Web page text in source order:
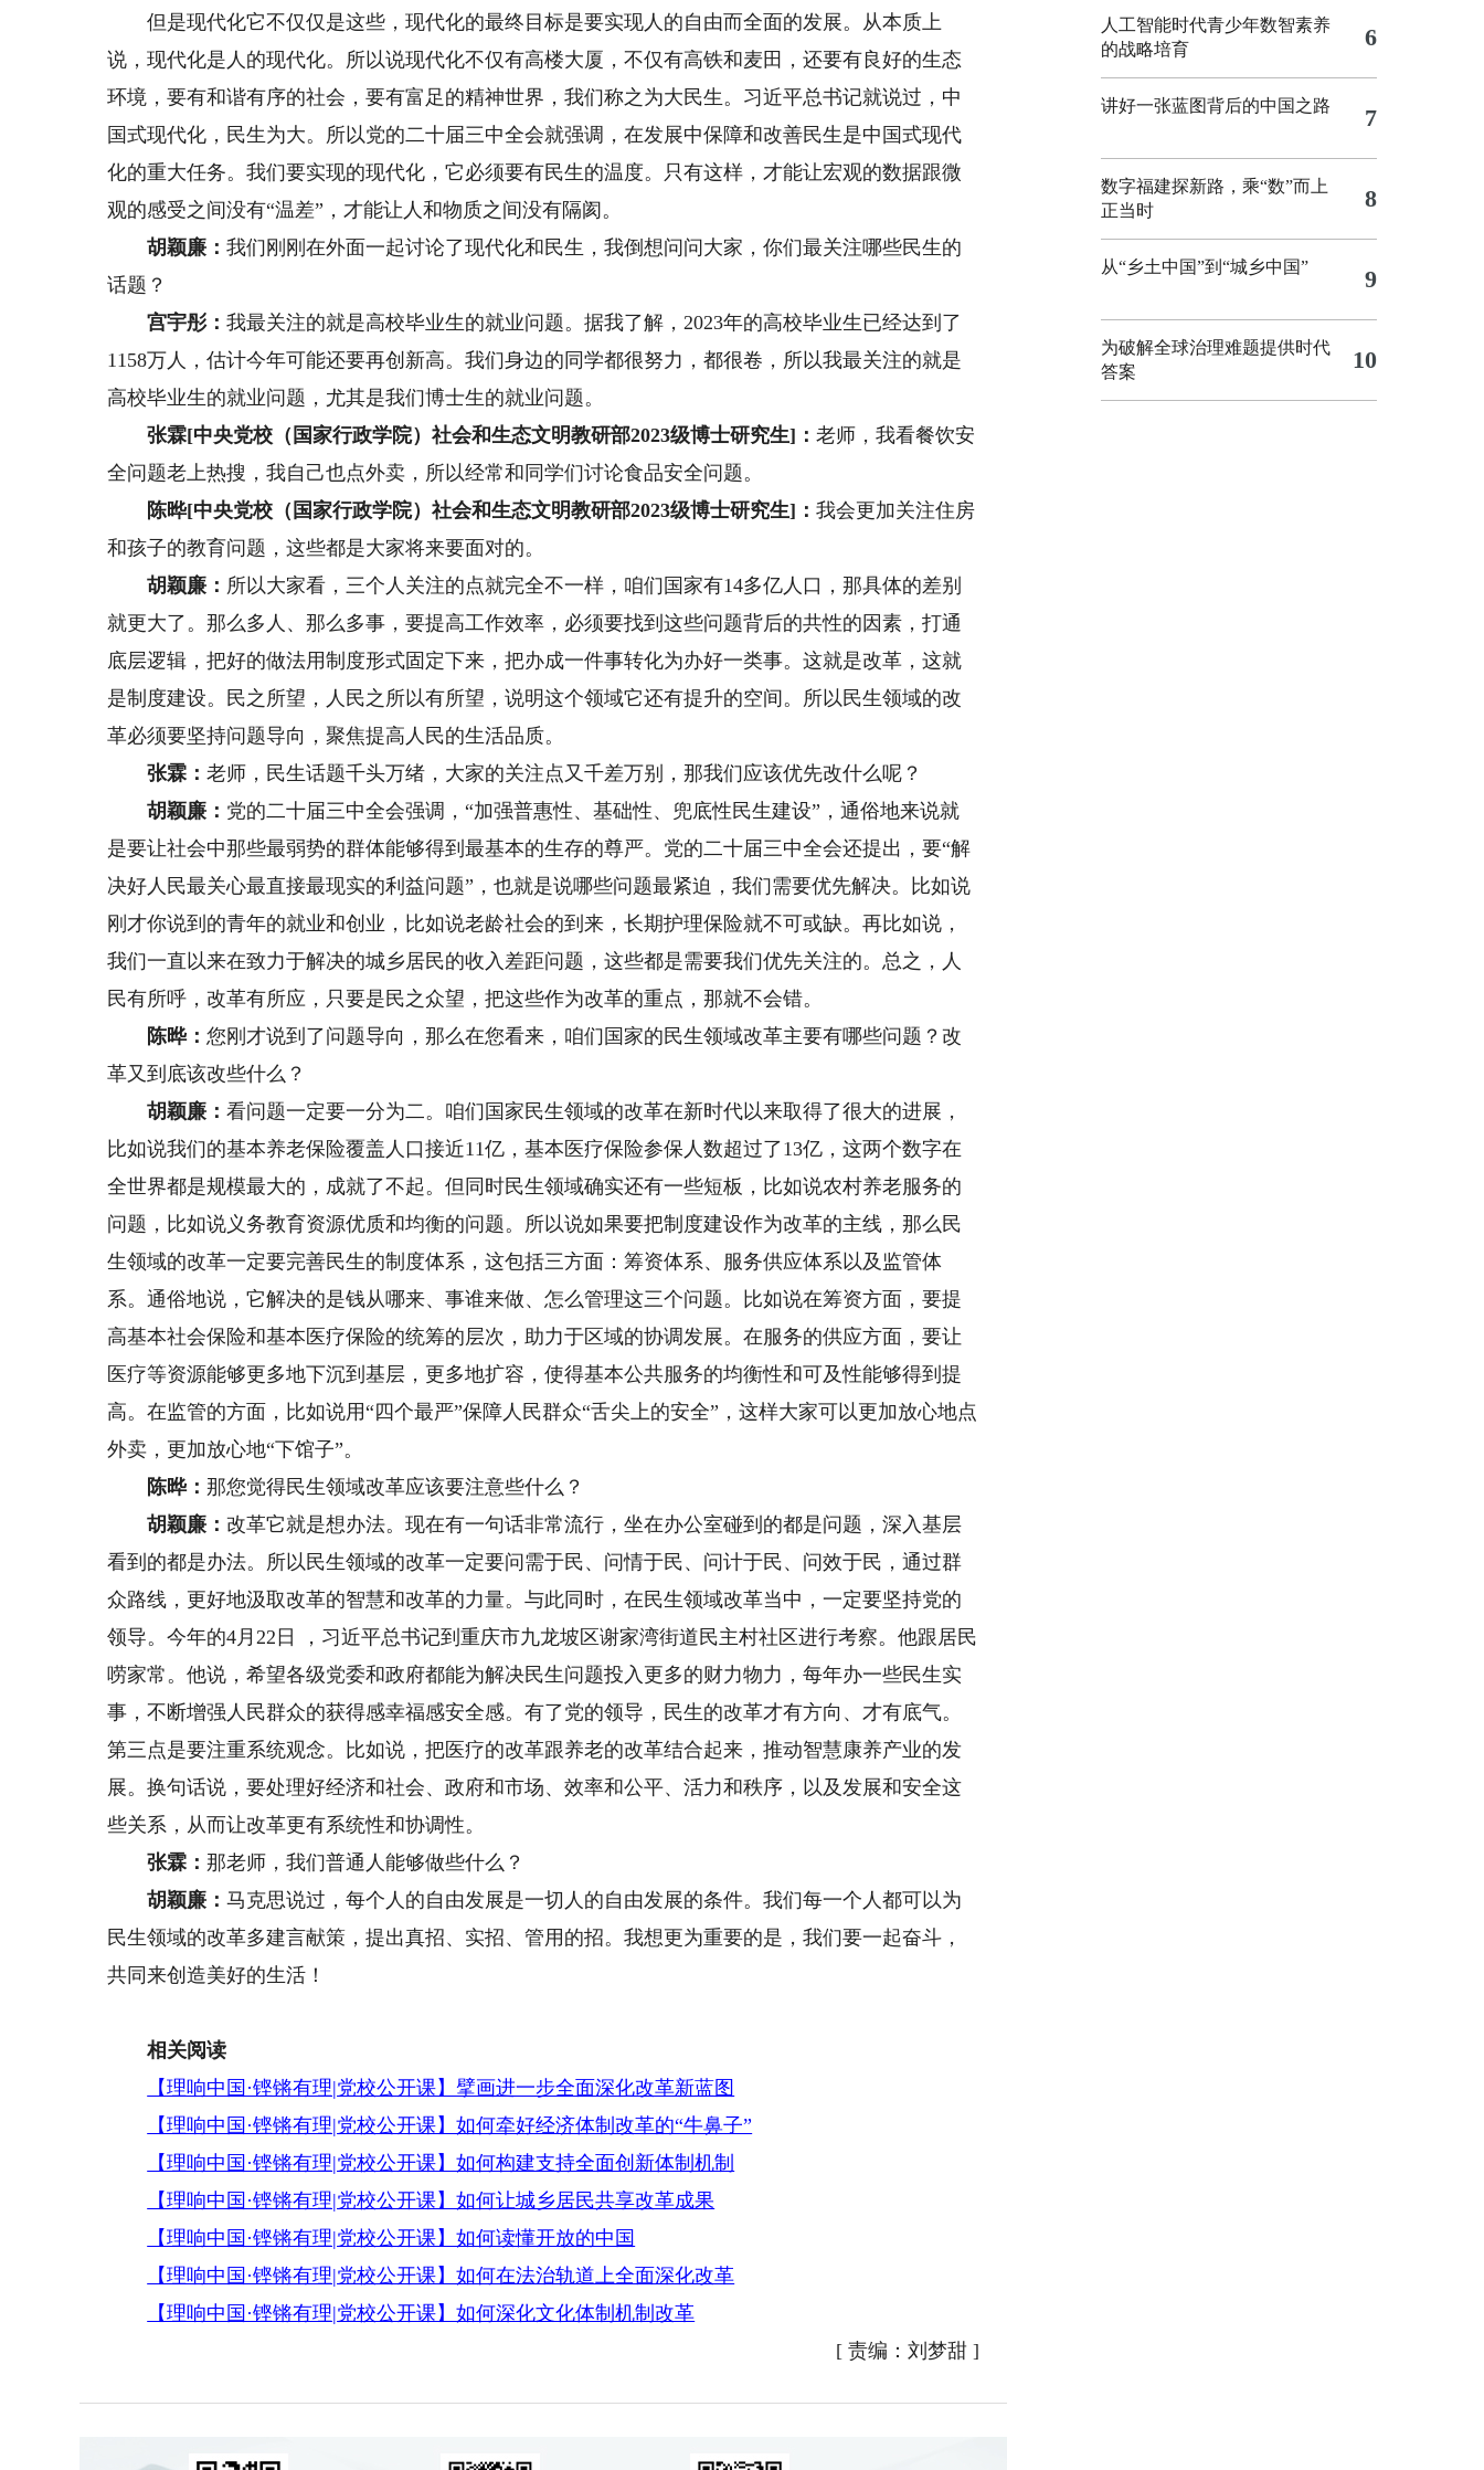
但是现代化它不仅仅是这些，现代化的最终目标是要实现人的自由而全面的发展。从本质上
说，现代化是人的现代化。所以说现代化不仅有高楼大厦，不仅有高铁和麦田，还要有良好的生态
环境，要有和谐有序的社会，要有富足的精神世界，我们称之为大民生。习近平总书记就说过，中
国式现代化，民生为大。所以党的二十届三中全会就强调，在发展中保障和改善民生是中国式现代
化的重大任务。我们要实现的现代化，它必须要有民生的温度。只有这样，才能让宏观的数据跟微
观的感受之间没有“温差”，才能让人和物质之间没有隔阂。
胡颖廉：我们刚刚在外面一起讨论了现代化和民生，我倒想问问大家，你们最关注哪些民生的
话题？
宫宇彤：我最关注的就是高校毕业生的就业问题。据我了解，2023年的高校毕业生已经达到了
1158万人，估计今年可能还要再创新高。我们身边的同学都很努力，都很卷，所以我最关注的就是
高校毕业生的就业问题，尤其是我们博士生的就业问题。
张霖[中央党校（国家行政学院）社会和生态文明教研部2023级博士研究生]：老师，我看餐饮安
全问题老上热搜，我自己也点外卖，所以经常和同学们讨论食品安全问题。
陈晔[中央党校（国家行政学院）社会和生态文明教研部2023级博士研究生]：我会更加关注住房
和孩子的教育问题，这些都是大家将来要面对的。
胡颖廉： 所以大家看，三个人关注的点就完全不一样，咱们国家有14多亿人口，那具体的差别
就更大了。那么多人、那么多事，要提高工作效率，必须要找到这些问题背后的共性的因素，打通
底层逻辑，把好的做法用制度形式固定下来，把办成一件事转化为办好一类事。这就是改革，这就
是制度建设。民之所望，人民之所以有所望，说明这个领域它还有提升的空间。所以民生领域的改
革必须要坚持问题导向，聚焦提高人民的生活品质。
张霖：老师，民生话题千头万绪，大家的关注点又千差万别，那我们应该优先改什么呢？
胡颖廉： 党的二十届三中全会强调，“加强普惠性、基础性、兜底性民生建设”，通俗地来说就
是要让社会中那些最弱势的群体能够得到最基本的生存的尊严。党的二十届三中全会还提出，要“解
决好人民最关心最直接最现实的利益问题”，也就是说哪些问题最紧迫，我们需要优先解决。比如说
刚才你说到的青年的就业和创业，比如说老龄社会的到来，长期护理保险就不可或缺。再比如说，
我们一直以来在致力于解决的城乡居民的收入差距问题，这些都是需要我们优先关注的。总之，人
民有所呼，改革有所应，只要是民之众望，把这些作为改革的重点，那就不会错。
陈晔：您刚才说到了问题导向，那么在您看来，咱们国家的民生领域改革主要有哪些问题？改
革又到底该改些什么？
胡颖廉：看问题一定要一分为二。咱们国家民生领域的改革在新时代以来取得了很大的进展，
比如说我们的基本养老保险覆盖人口接近11亿，基本医疗保险参保人数超过了13亿，这两个数字在
全世界都是规模最大的，成就了不起。但同时民生领域确实还有一些短板，比如说农村养老服务的
问题，比如说义务教育资源优质和均衡的问题。所以说如果要把制度建设作为改革的主线，那么民
生领域的改革一定要完善民生的制度体系，这包括三方面：筹资体系、服务供应体系以及监管体
系。通俗地说，它解决的是钱从哪来、事谁来做、怎么管理这三个问题。比如说在筹资方面，要提
高基本社会保险和基本医疗保险的统筹的层次，助力于区域的协调发展。在服务的供应方面，要让
医疗等资源能够更多地下沉到基层，更多地扩容，使得基本公共服务的均衡性和可及性能够得到提
高。在监管的方面，比如说用“四个最严”保障人民群众“舌尖上的安全”，这样大家可以更加放心地点
外卖，更加放心地“下馆子”。
陈晔：那您觉得民生领域改革应该要注意些什么？
胡颖廉：改革它就是想办法。现在有一句话非常流行，坐在办公室碰到的都是问题，深入基层
看到的都是办法。所以民生领域的改革一定要问需于民、问情于民、问计于民、问效于民，通过群
众路线，更好地汲取改革的智慧和改革的力量。与此同时，在民生领域改革当中，一定要坚持党的
领导。今年的4月22日 ，习近平总书记到重庆市九龙坡区谢家湾街道民主村社区进行考察。他跟居民
唠家常。他说，希望各级党委和政府都能为解决民生问题投入更多的财力物力，每年办一些民生实
事，不断增强人民群众的获得感幸福感安全感。有了党的领导，民生的改革才有方向、才有底气。
第三点是要注重系统观念。比如说，把医疗的改革跟养老的改革结合起来，推动智慧康养产业的发
展。换句话说，要处理好经济和社会、政府和市场、效率和公平、活力和秩序，以及发展和安全这
些关系，从而让改革更有系统性和协调性。
张霖：那老师，我们普通人能够做些什么？
胡颖廉：马克思说过，每个人的自由发展是一切人的自由发展的条件。我们每一个人都可以为
民生领域的改革多建言献策，提出真招、实招、管用的招。我想更为重要的是，我们要一起奋斗，
共同来创造美好的生活！
相关阅读
【理响中国·铿锵有理|党校公开课】擘画进一步全面深化改革新蓝图
【理响中国·铿锵有理|党校公开课】如何牵好经济体制改革的“牛鼻子”
【理响中国·铿锵有理|党校公开课】如何构建支持全面创新体制机制
【理响中国·铿锵有理|党校公开课】如何让城乡居民共享改革成果
【理响中国·铿锵有理|党校公开课】如何读懂开放的中国
【理响中国·铿锵有理|党校公开课】如何在法治轨道上全面深化改革
【理响中国·铿锵有理|党校公开课】如何深化文化体制机制改革
[ 责编：刘梦甜]
人工智能时代青少年数智素养
的战略培育
6
讲好一张蓝图背后的中国之路 7
数字福建探新路，乘“数”而上
正当时
8
从“乡土中国”到“城乡中国” 9
为破解全球治理难题提供时代
答案
10